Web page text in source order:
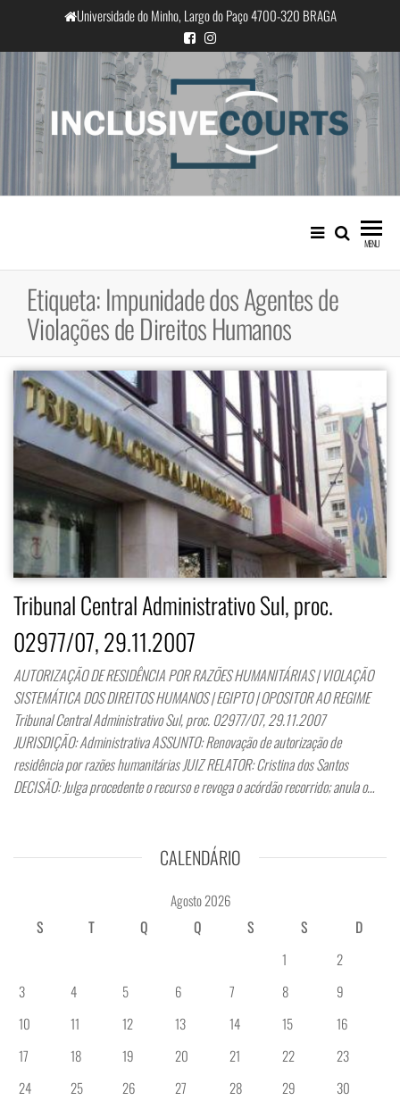
o
conteúdo
Universidade do Minho, Largo do Paço 4700-320 BRAGA
InclusiveCourts
Igualdade e diferença cultural na
prática judicial portuguesa
MENU
Etiqueta:Impunidade dos Agentes de
Violações de Direitos Humanos
Tribunal Central Administrativo Sul, proc.
02977/07, 29.11.2007
AUTORIZAÇÃO DE RESIDÊNCIA POR RAZÕES HUMANITÁRIAS | VIOLAÇÃO
SISTEMÁTICA DOS DIREITOS HUMANOS | EGIPTO | OPOSITOR AO REGIME
Tribunal Central Administrativo Sul, proc. 02977/07, 29.11.2007
JURISDIÇÃO: Administrativa ASSUNTO: Renovação de autorização de
residência por razões humanitárias JUIZ RELATOR: Cristina dos Santos
DECISÃO: Julga procedente o recurso e revoga o acórdão recorrido; anula o…
CALENDÁRIO
Agosto 2026
S
T Q Q S S
D
1
2
3
4 5 6 7 8
9
10
11 12 13 14 15
16
17
18 19 20 21 22
23
24
25 26 27 28 29
30